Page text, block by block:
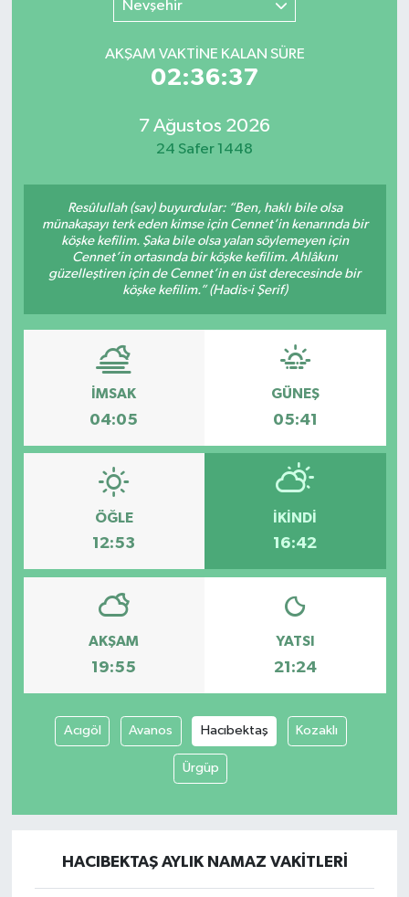
Nevşehir
AKŞAM VAKTİNE KALAN SÜRE
02:36:37
7 Ağustos 2026
24 Safer 1448
Resûlullah (sav) buyurdular: “Ben, haklı bile olsa
münakaşayı terk eden kimse için Cennet’in kenarında bir
köşke kefilim. Şaka bile olsa yalan söylemeyen için
Cennet’in ortasında bir köşke kefilim. Ahlâkını
güzelleştiren için de Cennet’in en üst derecesinde bir
köşke kefilim.” (Hadis-i Şerif)
İMSAK
04:05
GÜNEŞ
05:41
ÖĞLE
12:53
İKINDI
16:42
AKŞAM
19:55
YATSI
21:24
Acıgöl Avanos Hacıbektaş Kozaklı
Ürgüp
HACIBEKTAŞ AYLIK NAMAZ VAKITLERI
YARIŞMA/ETKİNLİKLER
MEVZUAT/KARARLAR